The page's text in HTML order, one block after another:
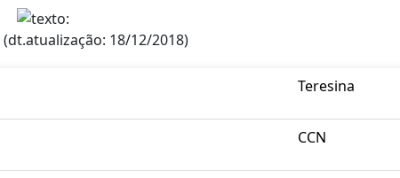
(dt.atualização: 18/12/2018)
Teresina
CCN